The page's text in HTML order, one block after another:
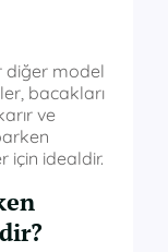
diğer model
bacakları
ve
için idealdir.